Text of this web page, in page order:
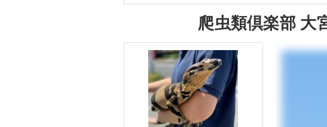
爬虫類倶楽部 大